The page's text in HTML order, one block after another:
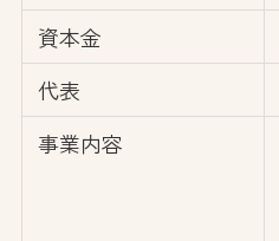
資本金
代表
事業内容